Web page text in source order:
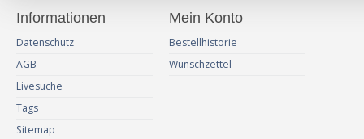
Informationen
Datenschutz
AGB
Livesuche
Tags
Sitemap
Mein Konto
Bestellhistorie
Wunschzettel